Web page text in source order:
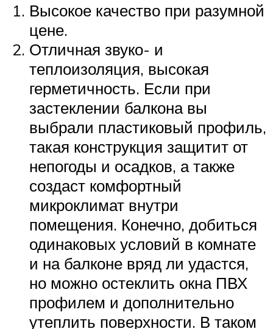
Высокое качество при разумной
цене.
Отличная звуко- и
теплоизоляция, высокая
герметичность. Если при
застеклении балкона вы
выбрали пластиковый профиль,
такая конструкция защитит от
непогоды и осадков, а также
создаст комфортный
микроклимат внутри
помещения. Конечно, добиться
одинаковых условий в комнате
и на балконе вряд ли удастся,
но можно остеклить окна ПВХ
профилем и дополнительно
утеплить поверхности. В таком